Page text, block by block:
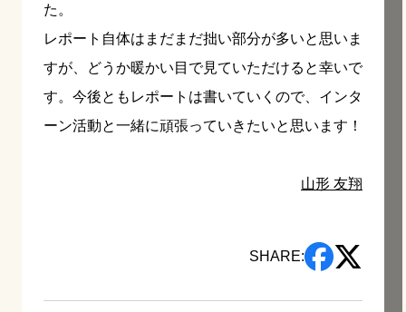
た 。
レポート自体はまだまだ拙い部分が多いと思いま
すが、どうか暖かい目で見ていただけると幸いで
す。今後ともレポートは書いていくので、インタ
ーン活動と一緒に頑張っていきたいと思います！
山形 友翔
SHARE: